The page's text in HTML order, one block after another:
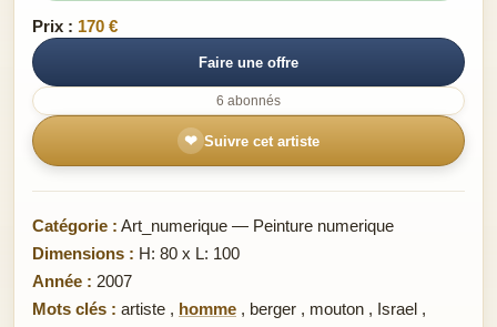
Prix : 170 €
Faire une offre
6 abonnés
❤ Suivre cet artiste
Catégorie : Art_numerique — Peinture numerique
Dimensions : H: 80 x L: 100
Année : 2007
Mots clés : artiste , homme , berger , mouton , Israel ,